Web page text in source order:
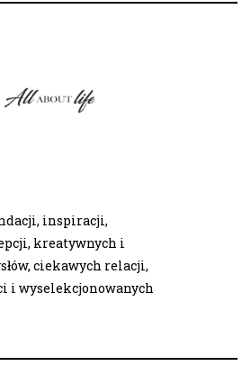
inspiracji,
kreatywnych i
ciekawych relacji,
i wyselekcjonowanych